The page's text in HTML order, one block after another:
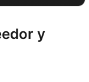
y